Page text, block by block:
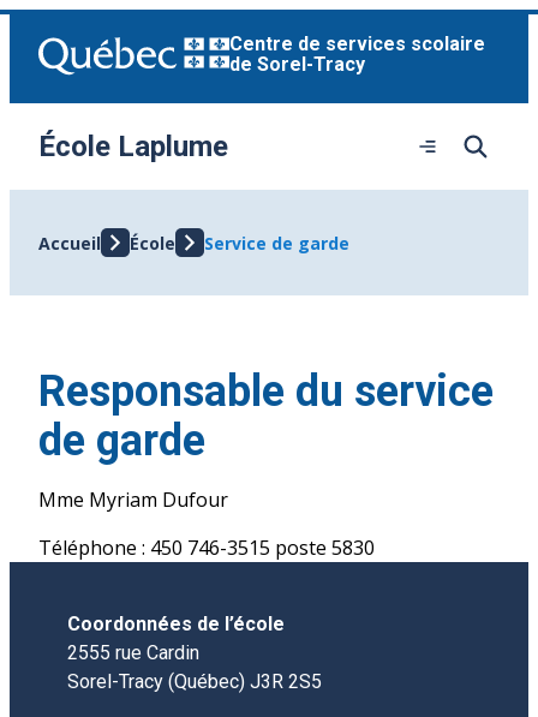
Aller
contenu
Centre de services scolaire
de Sorel-Tracy
École Laplume
Ouvrir
Accueil École Service de garde
Responsable du service
de garde
Mme Myriam Dufour
Téléphone : 450 746-3515 poste 5830
Coordonnées de l’école
2555 rue Cardin
Sorel-Tracy (Québec) J3R 2S5